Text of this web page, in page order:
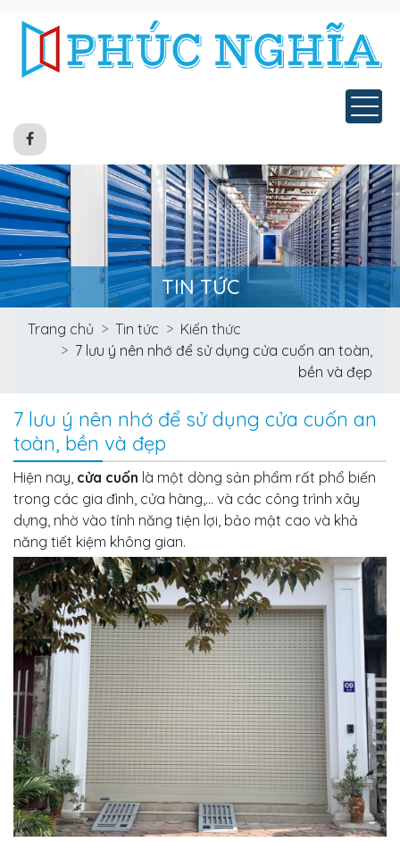
TIN TỨC
Trang chủ Tin tức
Kiến thức
7 lưu ý nên nhớ để sử dụng cửa cuốn an toàn,
bền và đẹp
7 lưu ý nên nhớ để sử dụng cửa cuốn an
toàn, bền và đẹp
Hiện nay, cửa cuốn là một dòng sản phẩm rất phổ biến
trong các gia đình, cửa hàng,... và các công trình xây
dựng, nhờ vào tính năng tiện lợi, bảo mật cao và khả
năng tiết kiệm không gian.